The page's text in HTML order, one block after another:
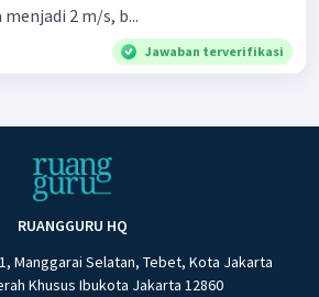
2 m/s, b...
Jawaban terverifikasi
RUANGGURU HQ
Manggarai Selatan, Tebet, Kota Jakarta
Khusus Ibukota Jakarta 12860